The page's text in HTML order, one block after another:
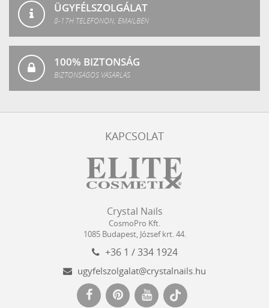
ÜGYFÉLSZOLGÁLAT
8-17H TELEFONON, EMAILBEN
100% BIZTONSÁG
BIZTONSÁGOS VÁSÁRLÁS
KAPCSOLAT
Nails
Kft.
Crystal Nails
CosmoPro Kft.
1085 Budapest, József krt. 44.
+36 1 / 334 1924
ugyfelszolgalat@crystalnails.hu